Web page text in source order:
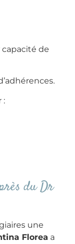
capacité de
:
du Dr
une
Florea a